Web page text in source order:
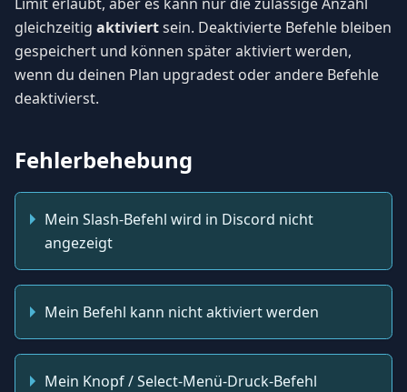
gleichzeitig aktiviertsein. Deaktivierte Befehle bleiben
gespeichert und können später aktiviert werden,
wenn du deinen Plan upgradest oder andere Befehle
deaktivierst.
Fehlerbehebung
Mein Slash-Befehl wird in Discord nicht
angezeigt
Mein Befehl kann nicht aktiviert werden
Mein Knopf / Select-Menü-Druck-Befehl